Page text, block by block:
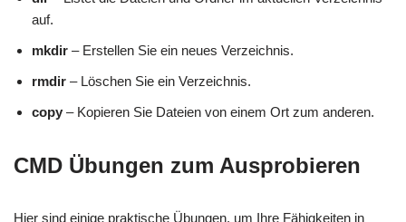
auf.
mkdir – Erstellen Sie ein neues Verzeichnis.
rmdir – Löschen Sie ein Verzeichnis.
copy – Kopieren Sie Dateien von einem Ort zum anderen.
CMD Übungen zum Ausprobieren
Hier sind einige praktische Übungen, um Ihre Fähigkeiten in